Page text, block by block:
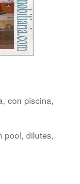
con piscina,
pool, dilutes,